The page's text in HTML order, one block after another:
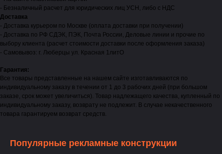
- Безналичный расчет для юридических лиц УСН, либо с НДС
Доставка
- Доставка курьером по Москве (оплата доставки при получении)
- Доставка по РФ СДЭК, ПЭК, Почта России, Деловые линии и прочие по
выбору клиента (расчет стоимости доставки после оформления заказа)
- Самовывоз: г. Люберцы ул. Красная 1литО
Гарантия:
Все товары представленные на нашем сайте изготавливаются по
индивидуальному заказу в течении от 1 до 3 рабочих дней (при большом
заказе, срок может увеличиться). Товар надлежащего качества, купленный по
индивидуальному заказу, возврату не подлежит. В случае некачественного
товара гарантируем возврат средств.
Популярные рекламные конструкции